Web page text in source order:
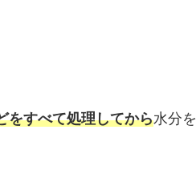
をすべて処理してから水分を